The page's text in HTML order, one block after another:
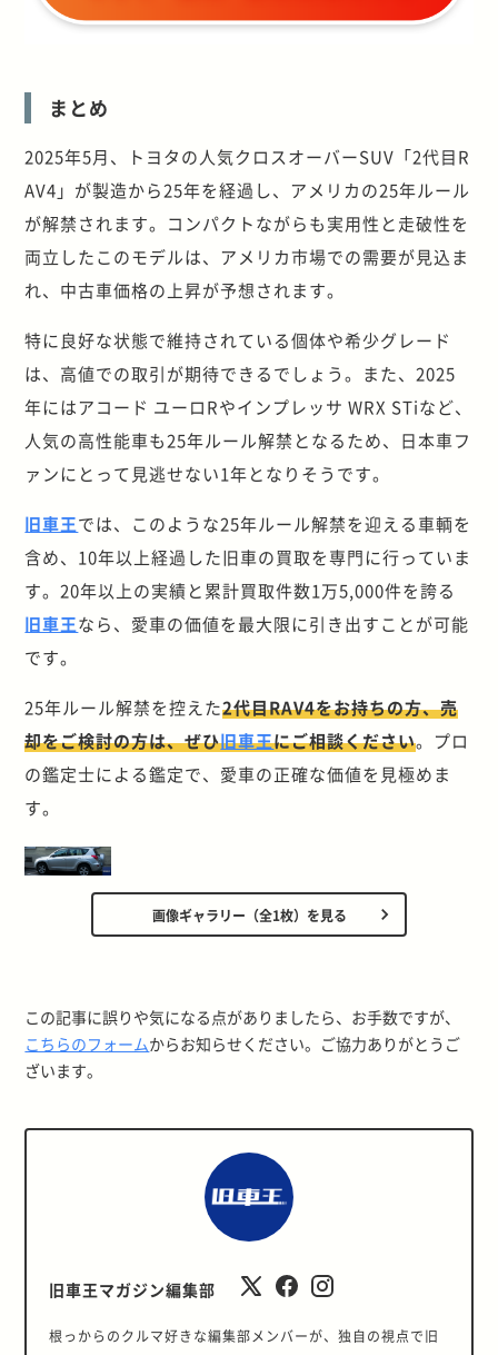
まとめ
2025年5月、トヨタの人気クロスオーバーSUV「2代目R
AV4」が製造から25年を経過し、アメリカの25年ルール
が解禁されます。コンパクトながらも実用性と走破性を
両立したこのモデルは、アメリカ市場での需要が見込ま
れ、中古車価格の上昇が予想されます。
特に良好な状態で維持されている個体や希少グレード
は、高値での取引が期待できるでしょう。また、2025
年にはアコード ユーロRやインプレッサ WRX STiなど、
人気の高性能車も25年ルール解禁となるため、日本車フ
ァンにとって見逃せない1年となりそうです。
旧車王では、このような25年ルール解禁を迎える車輌を
含め、10年以上経過した旧車の買取を専門に行っていま
す。20年以上の実績と累計買取件数1万5,000件を誇る
旧車王なら、愛車の価値を最大限に引き出すことが可能
です。
25年ルール解禁を控えた2代目RAV4をお持ちの方、売
却をご検討の方は、ぜひ旧車王にご相談ください。プロ
の鑑定士による鑑定で、愛車の正確な価値を見極めま
す。
画像ギャラリー（全1枚）を見る
この記事に誤りや気になる点がありましたら、お手数ですが、
こちらのフォームからお知らせください。ご協力ありがとうご
ざいます。
旧車王マガジン編集部
根っからのクルマ好きな編集部メンバーが、独自の視点で旧